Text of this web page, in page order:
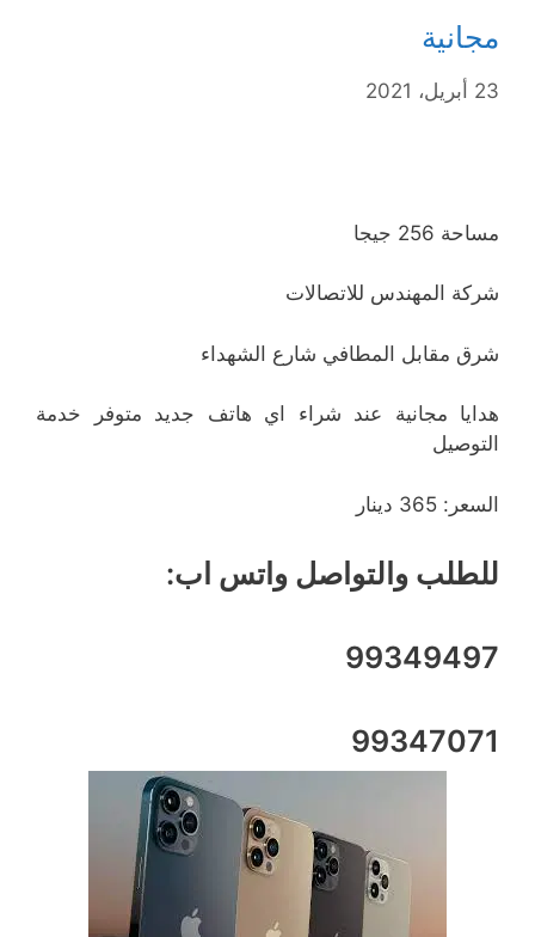
مجانية
23 أبريل، 2021
مساحة 256 جيجا
شركة المهندس للاتصالات
شرق مقابل المطافي شارع الشهداء
هدايا مجانية عند شراء اي هاتف جديد متوفر خدمة
التوصيل
السعر: 365 دينار
للطلب والتواصل واتس اب:
99349497
99347071